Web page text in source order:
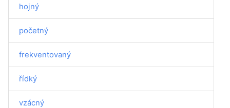
hojný
početný
frekventovaný
řídký
vzácný